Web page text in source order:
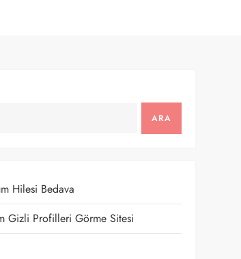
ARA
Hilesi Bedava
Gizli Profilleri Görme Sitesi